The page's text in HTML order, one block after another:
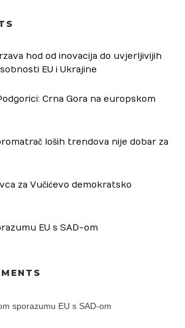
hod od inovacija do uvjerljivijih
EU i Ukrajine
Crna Gora na europskom
loših trendova nije dobar za
za Vučićevo demokratsko
EU s SAD-om
sporazumu EU s SAD-om